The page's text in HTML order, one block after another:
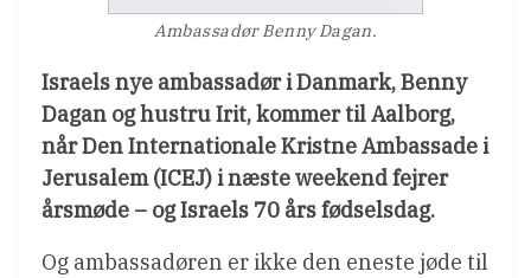
Ambassadør Benny Dagan.
Israels nye ambassadør i Danmark, Benny
Dagan og hustru Irit, kommer til Aalborg,
når Den Internationale Kristne Ambassade i
Jerusalem (ICEJ) i næste weekend fejrer
årsmøde – og Israels 70 års fødselsdag.
Og ambassadøren er ikke den eneste jøde til